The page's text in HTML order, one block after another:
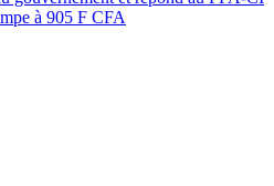
à 905 F CFA